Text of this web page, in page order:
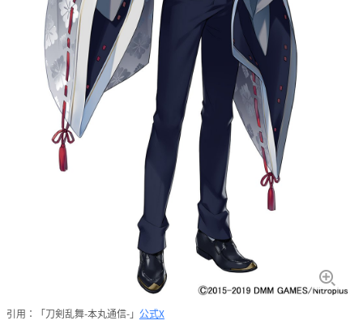
引用：「刀剣乱舞-本丸通信-」 公式X